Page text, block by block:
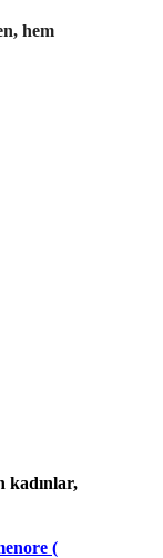
hem
kadınlar,
(